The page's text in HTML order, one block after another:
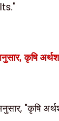
,कृषि
, "कृषि